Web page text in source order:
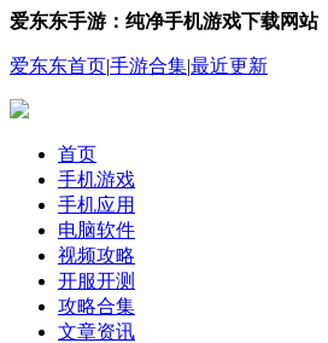
爱东东手游：纯净手机游戏下载网站
爱东东首页|手游合集|最近更新
首页
手机游戏
手机应用
电脑软件
视频攻略
开服开测
攻略合集
文章资讯